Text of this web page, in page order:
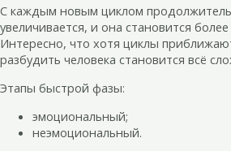
С каждым новым циклом
увеличивается, и она становится
Интересно, что хотя циклы
разбудить человека становится всё
Этапы быстрой фазы:
эмоциональный;
неэмоциональный.